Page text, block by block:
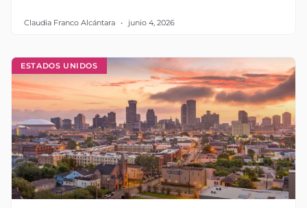
Claudia Franco Alcántara junio 4, 2026
ESTADOS UNIDOS